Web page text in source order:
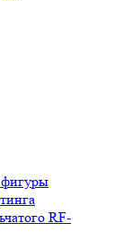
фигуры
RF-